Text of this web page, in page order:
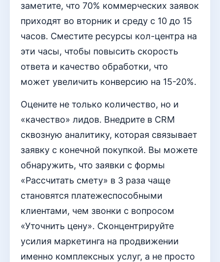
заметите, что 70% коммерческих заявок
приходят во вторник и среду с 10 до 15
часов. Сместите ресурсы кол-центра на
эти часы, чтобы повысить скорость
ответа и качество обработки, что
может увеличить конверсию на 15-20%.
Оцените не только количество, но и
«качество» лидов. Внедрите в CRM
сквозную аналитику, которая связывает
заявку с конечной покупкой. Вы можете
обнаружить, что заявки с формы
«Рассчитать смету» в 3 раза чаще
становятся платежеспособными
клиентами, чем звонки с вопросом
«Уточнить цену». Сконцентрируйте
усилия маркетинга на продвижении
именно комплексных услуг, а не просто